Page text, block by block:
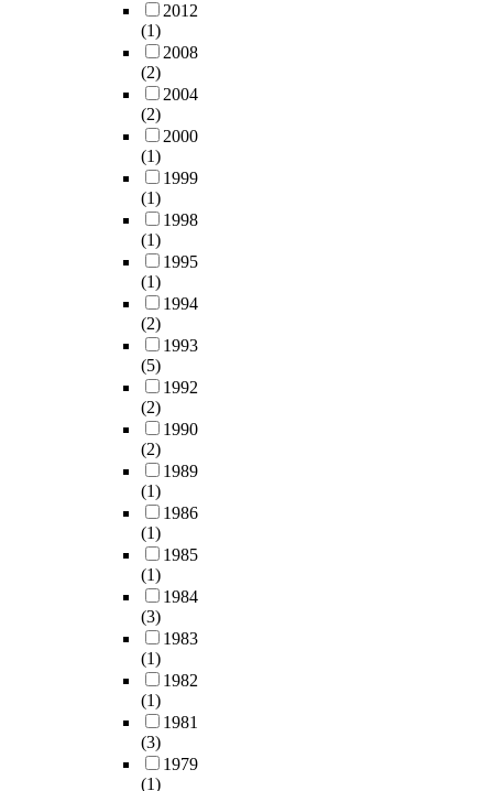
2012
(1)
2008
(2)
2004
(2)
2000
(1)
1999
(1)
1998
(1)
1995
(1)
1994
(2)
1993
(5)
1992
(2)
1990
(2)
1989
(1)
1986
(1)
1985
(1)
1984
(3)
1983
(1)
1982
(1)
1981
(3)
1979
(1)